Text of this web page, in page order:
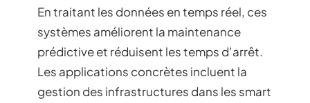
En traitant les données en temps réel, ces
systèmes améliorent la maintenance
prédictive et réduisent les temps d’arrêt.
Les applications concrètes incluent la
gestion des infrastructures dans les smart